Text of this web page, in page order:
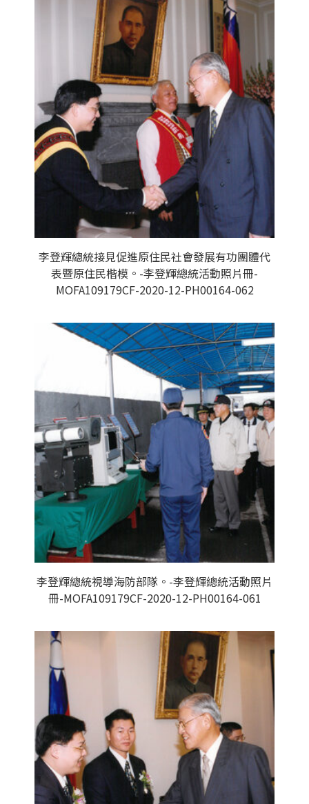
李登輝總統接見促進原住民社會發展有功團體代
表暨原住民楷模。-李登輝總統活動照片冊-
MOFA109179CF-2020-12-PH00164-062
李登輝總統視導海防部隊。-李登輝總統活動照片
冊-MOFA109179CF-2020-12-PH00164-061